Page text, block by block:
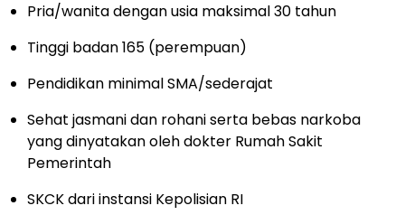
Pria/wanita dengan usia maksimal 30 tahun
Tinggi badan 165 (perempuan)
Pendidikan minimal SMA/sederajat
Sehat jasmani dan rohani serta bebas narkoba
yang dinyatakan oleh dokter Rumah Sakit
Pemerintah
SKCK dari instansi Kepolisian RI